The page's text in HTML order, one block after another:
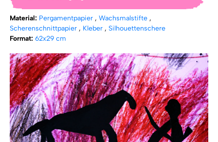
Material: Pergamentpapier , Wachsmalstifte ,
Scherenschnittpapier , Kleber , Silhouettenschere
Format: 62x29 cm